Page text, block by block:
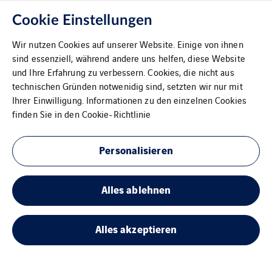
Copyright G+H Group
Kontakt
Datenschutz
Impressum
Sitemap
Cookie Einstellungen
Wir nutzen Cookies auf unserer Website. Einige von ihnen
sind essenziell, während andere uns helfen, diese Website
und Ihre Erfahrung zu verbessern. Cookies, die nicht aus
technischen Gründen notwenidig sind, setzten wir nur mit
Ihrer Einwilligung. Informationen zu den einzelnen Cookies
finden Sie in denCookie-Richtlinie
Personalisieren
Alles ablehnen
Alles akzeptieren